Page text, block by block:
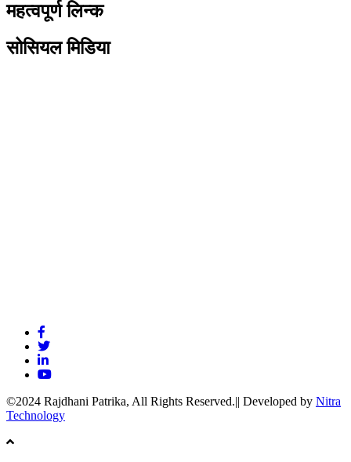
महत्वपूर्ण लिन्क
सोसियल मिडिया
©2024 Rajdhani Patrika, All Rights Reserved.|| Developed by Nitra
Technology